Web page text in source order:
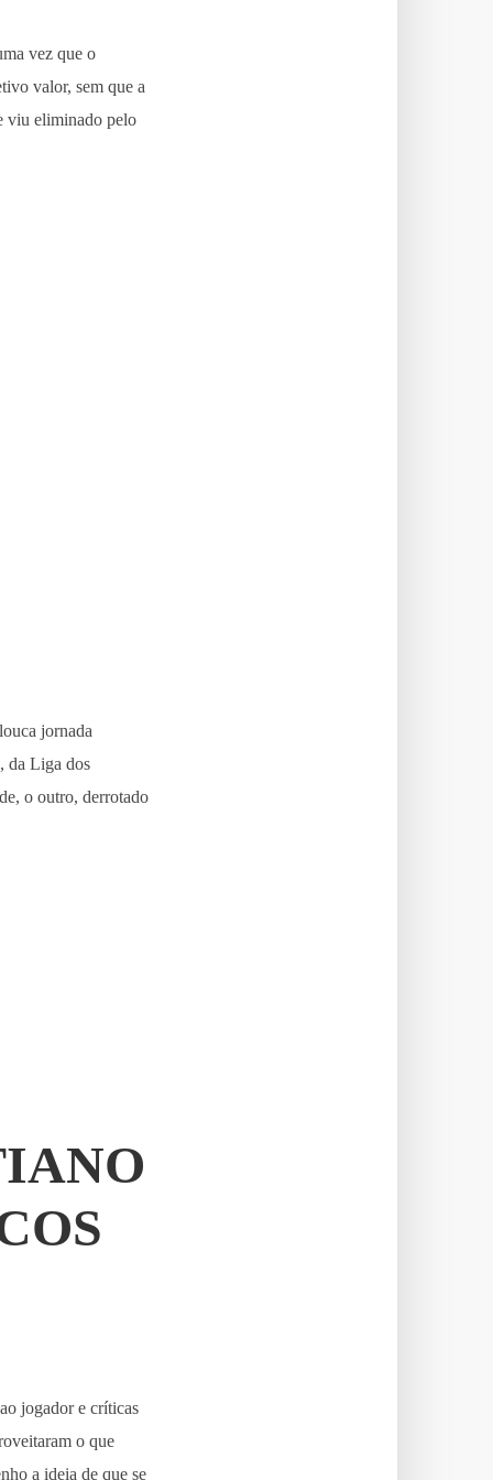
vez que o
valor, sem que a
viu eliminado pelo
jornada
da Liga dos
o outro, derrotado
jogador e críticas
o que
a ideia de que se